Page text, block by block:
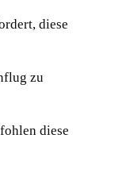
diese
zu
diese